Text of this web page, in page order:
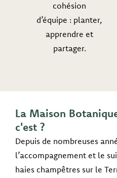
cohésion
d’équipe : planter,
apprendre et
partager.
La Maison
c'est ?
Depuis de nombreuses
l’accompagnement et le
haies champêtres sur le